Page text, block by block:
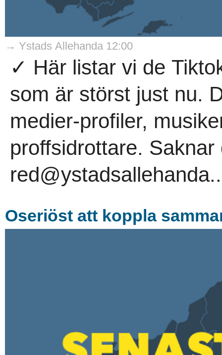
→ Ystads Allehanda 12:00
✓ Här listar vi de
som är störst just nu.
medier-profiler,
proffsidrottare.
Oseriöst att koppla